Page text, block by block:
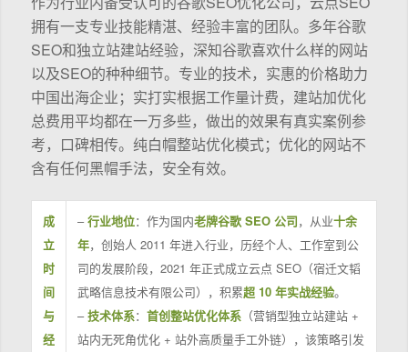
拥有一支专业技能精湛、经验丰富的团队。多年谷歌
SEO和独立站建站经验，深知谷歌喜欢什么样的网站
以及SEO的种种细节。专业的技术，实惠的价格助力
中国出海企业；实打实根据工作量计费，建站加优化
总费用平均都在一万多些，做出的效果有真实案例参
考，口碑相传。纯白帽整站优化模式；优化的网站不
含有任何黑帽手法，安全有效。
成
立
时
间
与
经
–行业地位：作为国内老牌谷歌 SEO 公司，从业十余
年，创始人 2011 年进入行业，历经个人、工作室到公
司的发展阶段，2021 年正式成立云点 SEO（宿迁文韬
武略信息技术有限公司），积累超 10 年实战经验。
–技术体系： 首创整站优化体系（营销型独立站建站 +
站内无死角优化 + 站外高质量手工外链），该策略引发